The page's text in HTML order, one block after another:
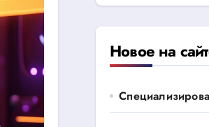
Новое на